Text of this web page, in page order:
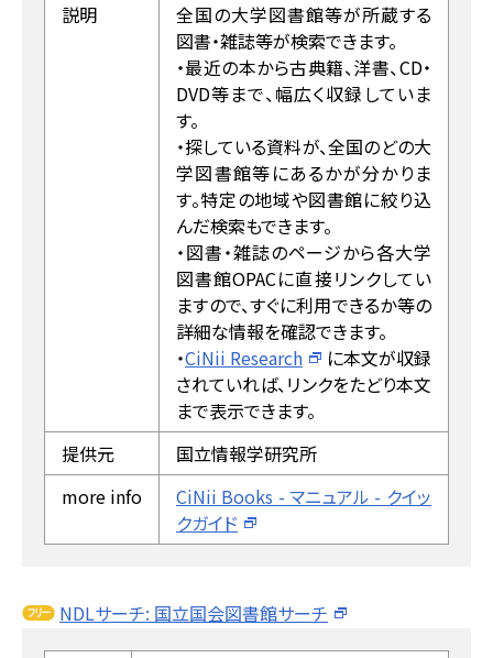
説明
全国の大学図書館等が所蔵する
図書・雑誌等が検索できます。
・最近の本から古典籍、洋書、CD・
DVD等まで、幅広く収録していま
す。
・探している資料が、全国のどの大
学図書館等にあるかが分かりま
す。特定の地域や図書館に絞り込
んだ検索もできます。
・図書・雑誌のページから各大学
図書館OPACに直接リンクしてい
ますので、すぐに利用できるか等の
詳細な情報を確認できます。
・CiNii Research
に本文が収録
されていれば、リンクをたどり本文
まで表示できます。
提供元
国立情報学研究所
more info
CiNii Books - マニュアル - クイッ
クガイド
NDLサーチ: 国立国会図書館サーチ